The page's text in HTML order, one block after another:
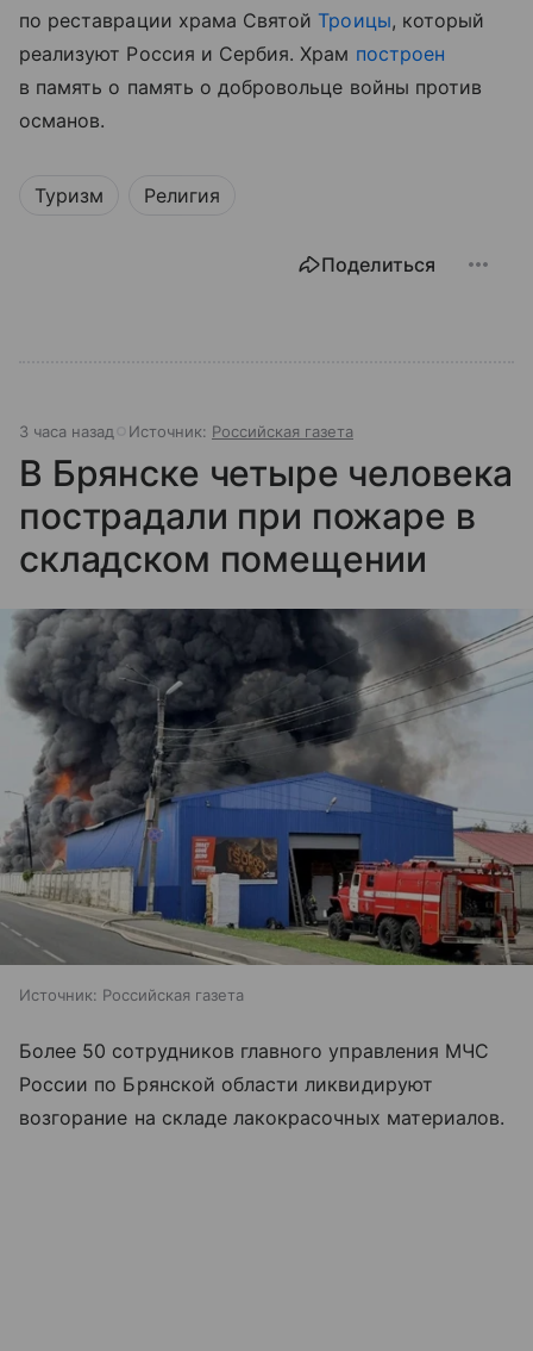
по реставрации храма Святой Троицы, который
реализуют Россия и Сербия. Храм построен
в память о память о добровольце войны против
османов.
Туризм Религия
Поделиться
3 часа назад Источник: Российская газета
В Брянске четыре человека
пострадали при пожаре в
складском помещении
Источник: Российская газета
Более 50 сотрудников главного управления МЧС
России по Брянской области ликвидируют
возгорание на складе лакокрасочных материалов.